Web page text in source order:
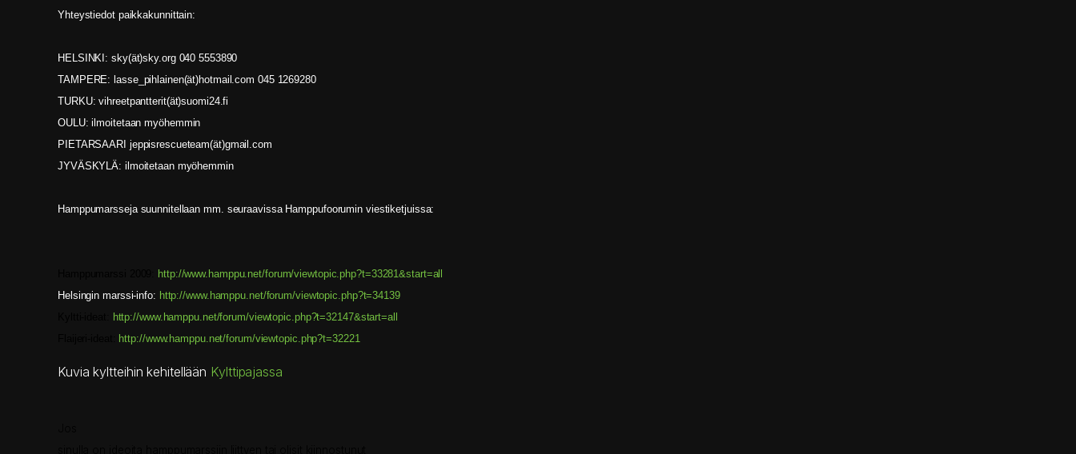
Yhteystiedot paikkakunnittain:
HELSINKI: sky(ät)sky.org 040 5553890
TAMPERE: lasse_pihlainen(ät)hotmail.com 045 1269280
TURKU: vihreetpantterit(ät)suomi24.fi
OULU: ilmoitetaan myöhemmin
PIETARSAARI jeppisrescueteam(ät)gmail.com
JYVÄSKYLÄ: ilmoitetaan myöhemmin
Hamppumarsseja suunnitellaan mm. seuraavissa Hamppufoorumin viestiketjuissa:
http://www.hamppu.net/forum/viewtopic.php?t=33281&start=all
Helsingin marssi-info: http://www.hamppu.net/forum/viewtopic.php?t=34139
http://www.hamppu.net/forum/viewtopic.php?t=32147&start=all
http://www.hamppu.net/forum/viewtopic.php?t=32221
Kuvia kyltteihin kehitellään Kylttipajassa